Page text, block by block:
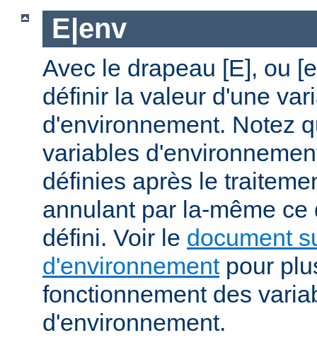
E|env
Avec le drapeau [E], ou
définir la valeur d'une
d'environnement. Notez
variables
définies après le
annulant par la-même ce
défini. Voir le document
d'environnementpour
fonctionnement des
d'environnement.